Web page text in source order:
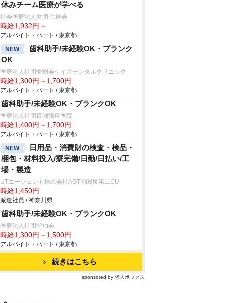
休みチーム医療が学べる
社会医療法人財団 仁医会
時給1,932円～
アルバイト・パート / 東京都
NEW
歯科助手/未経験OK・ブランク
OK
医療法人社団壱樹会ケイズデンタルクリニック
時給1,300円～1,700円
アルバイト・パート / 東京都
歯科助手/未経験OK・ブランクOK
医療法人社団百瀬歯科医院
時給1,400円～1,700円
アルバイト・パート / 東京都
NEW
日用品・消費財の検査・検品・
梱包・材料投入/寮完備/日勤/日払い/工
場・製造
UTエージェント株式会社AGT南関東第二CU
時給1,450円
派遣社員 / 神奈川県
歯科助手/未経験OK・ブランクOK
医療法人社団聖功会
時給1,300円～1,500円
アルバイト・パート / 東京都
続きはこちら
sponsored by 求人ボックス